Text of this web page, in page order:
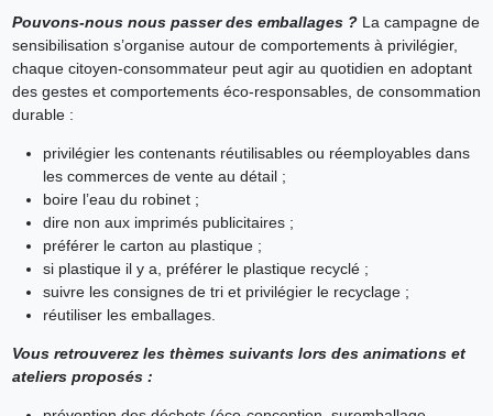
Pouvons-nous nous passer des emballages ?La campagne de
sensibilisation s’organise autour de comportements à privilégier,
chaque citoyen-consommateur peut agir au quotidien en adoptant
des gestes et comportements éco-responsables, de consommation
durable :
privilégier les contenants réutilisables ou réemployables dans
les commerces de vente au détail ;
boire l’eau du robinet ;
dire non aux imprimés publicitaires ;
préférer le carton au plastique ;
si plastique il y a, préférer le plastique recyclé ;
suivre les consignes de tri et privilégier le recyclage ;
réutiliser les emballages.
Vous retrouverez les thèmes suivants lors des animations et
ateliers proposés :